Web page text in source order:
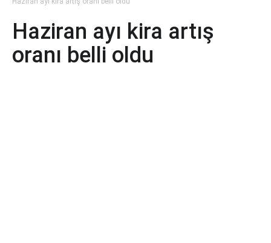
Haziran ayı kira artış
oranı belli oldu